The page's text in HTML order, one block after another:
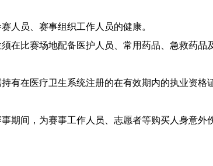
人员、赛事组织工作人员的健康。
须在比赛场地配备医护人员、常用药品、急救药
持有在医疗卫生系统注册的在有效期内的执业资
期间，为赛事工作人员、志愿者等购买人身意外